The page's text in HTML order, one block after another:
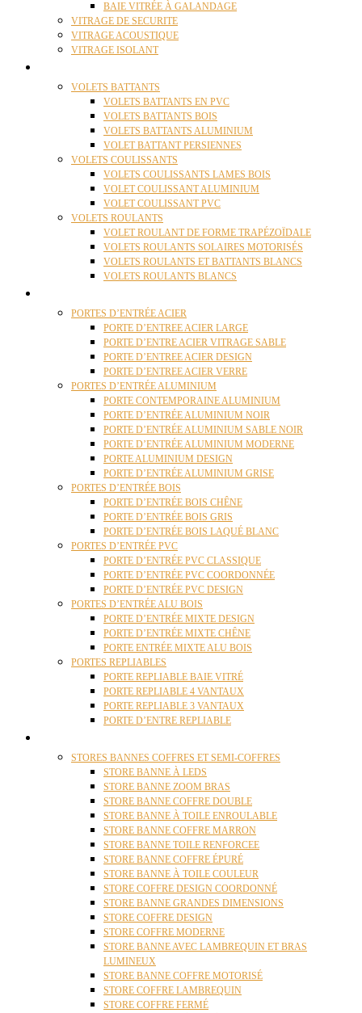
BAIE VITRÉE À GALANDAGE
VITRAGE DE SECURITE
VITRAGE ACOUSTIQUE
VITRAGE ISOLANT
VOLETS BATTANTS
VOLETS BATTANTS EN PVC
VOLETS BATTANTS BOIS
VOLETS BATTANTS ALUMINIUM
VOLET BATTANT PERSIENNES
VOLETS COULISSANTS
VOLETS COULISSANTS LAMES BOIS
VOLET COULISSANT ALUMINIUM
VOLET COULISSANT PVC
VOLETS ROULANTS
VOLET ROULANT DE FORME TRAPÉZOÏDALE
VOLETS ROULANTS SOLAIRES MOTORISÉS
VOLETS ROULANTS ET BATTANTS BLANCS
VOLETS ROULANTS BLANCS
PORTES D’ENTRÉE ACIER
PORTE D’ENTREE ACIER LARGE
PORTE D’ENTRE ACIER VITRAGE SABLE
PORTE D’ENTREE ACIER DESIGN
PORTE D’ENTREE ACIER VERRE
PORTES D’ENTRÉE ALUMINIUM
PORTE CONTEMPORAINE ALUMINIUM
PORTE D’ENTRÉE ALUMINIUM NOIR
PORTE D’ENTRÉE ALUMINIUM SABLE NOIR
PORTE D’ENTRÉE ALUMINIUM MODERNE
PORTE ALUMINIUM DESIGN
PORTE D’ENTRÉE ALUMINIUM GRISE
PORTES D’ENTRÉE BOIS
PORTE D’ENTRÉE BOIS CHÊNE
PORTE D’ENTRÉE BOIS GRIS
PORTE D’ENTRÉE BOIS LAQUÉ BLANC
PORTES D’ENTRÉE PVC
PORTE D’ENTRÉE PVC CLASSIQUE
PORTE D’ENTRÉE PVC COORDONNÉE
PORTE D’ENTRÉE PVC DESIGN
PORTES D’ENTRÉE ALU BOIS
PORTE D’ENTRÉE MIXTE DESIGN
PORTE D’ENTRÉE MIXTE CHÊNE
PORTE ENTRÉE MIXTE ALU BOIS
PORTES REPLIABLES
PORTE REPLIABLE BAIE VITRÉ
PORTE REPLIABLE 4 VANTAUX
PORTE REPLIABLE 3 VANTAUX
PORTE D’ENTRE REPLIABLE
STORES BANNES COFFRES ET SEMI-COFFRES
STORE BANNE À LEDS
STORE BANNE ZOOM BRAS
STORE BANNE COFFRE DOUBLE
STORE BANNE À TOILE ENROULABLE
STORE BANNE COFFRE MARRON
STORE BANNE TOILE RENFORCEE
STORE BANNE COFFRE ÉPURÉ
STORE BANNE À TOILE COULEUR
STORE COFFRE DESIGN COORDONNÉ
STORE BANNE GRANDES DIMENSIONS
STORE COFFRE DESIGN
STORE COFFRE MODERNE
STORE BANNE AVEC LAMBREQUIN ET BRAS
LUMINEUX
STORE BANNE COFFRE MOTORISÉ
STORE COFFRE LAMBREQUIN
STORE COFFRE FERMÉ